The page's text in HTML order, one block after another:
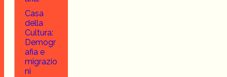
Casa
della
Cultura:
Demogr
afia e
migrazio
ni